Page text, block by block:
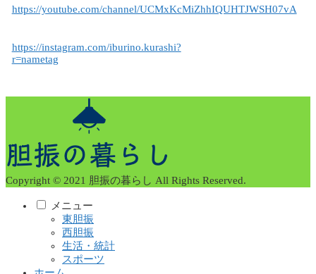
https://youtube.com/channel/UCMxKcMiZhhIQUHTJWSH07vA
https://instagram.com/iburino.kurashi?
r=nametag
Copyright © 2021 胆振の暮らし All Rights Reserved.
メニュー
東胆振
西胆振
生活・統計
スポーツ